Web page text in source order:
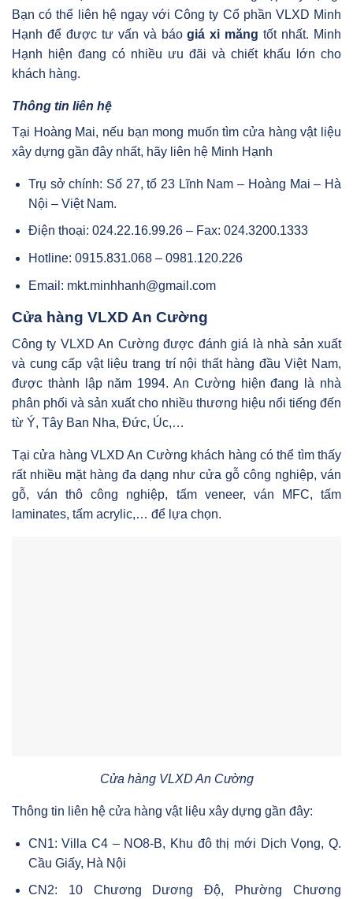
Bạn có thể liên hệ ngay với Công ty Cổ phần VLXD Minh
Hạnh để được tư vấn và báogiá xi măng tốt nhất. Minh
Hạnh hiện đang có nhiều ưu đãi và chiết khấu lớn cho
khách hàng.
Thông tin liên hệ
Tại Hoàng Mai, nếu bạn mong muốn tìm cửa hàng vật liệu
xây dựng gần đây nhất, hãy liên hệ Minh Hạnh
Trụ sở chính: Số 27, tổ 23 Lĩnh Nam – Hoàng Mai – Hà
Nội – Việt Nam.
Điện thoại: 024.22.16.99.26 – Fax: 024.3200.1333
Hotline: 0915.831.068 – 0981.120.226
Email: mkt.minhhanh@gmail.com
Cửa hàng VLXD An Cường
Công ty VLXD An Cường được đánh giá là nhà sản xuất
và cung cấp vật liệu trang trí nội thất hàng đầu Việt Nam,
được thành lập năm 1994. An Cường hiện đang là nhà
phân phối và sản xuất cho nhiều thương hiệu nổi tiếng đến
từ Ý, Tây Ban Nha, Đức, Úc,…
Tại cửa hàng VLXD An Cường khách hàng có thể tìm thấy
rất nhiều mặt hàng đa dạng như cửa gỗ công nghiệp, ván
gỗ, ván thô công nghiệp, tấm veneer, ván MFC, tấm
laminates, tấm acrylic,… để lựa chọn.
Cửa hàng VLXD An Cường
Thông tin liên hệ cửa hàng vật liệu xây dựng gần đây:
CN1: Villa C4 – NO8-B, Khu đô thị mới Dịch Vọng, Q.
Cầu Giấy, Hà Nội
CN2: 10 Chương Dương Độ, Phường Chương